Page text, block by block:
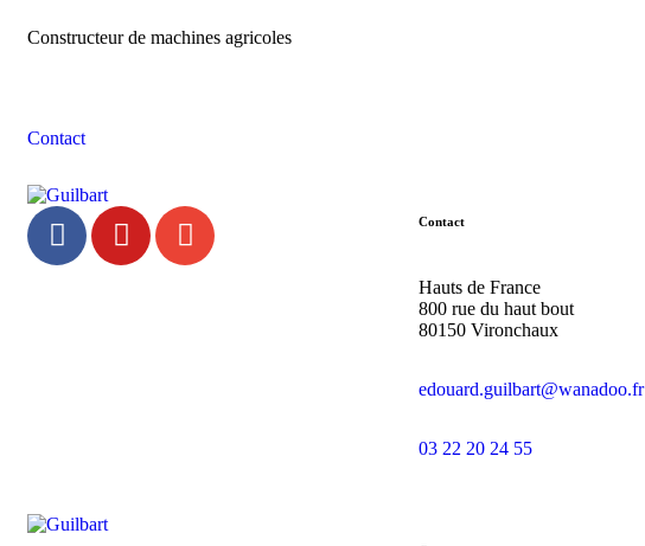
Constructeur de machines agricoles
Contact
Contact
Hauts de France
800 rue du haut bout
80150 Vironchaux
edouard.guilbart@wanadoo.fr
03 22 20 24 55